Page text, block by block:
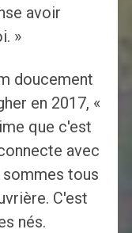
avoir
»
doucement
en 2017, «
que c'est
avec
sommes tous
C'est
nés.